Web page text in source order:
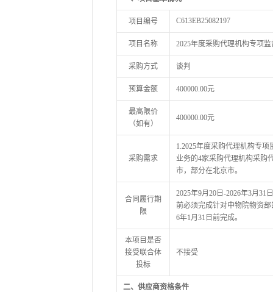
项目编号 C613EB25082197
项目名称 2025年度采购代理机构专项
采购方式 谈判
预算金额 400000.00元
最高限价
（如有）
400000.00元
采购需求
1.2025年度采购代理机构专
业务的4家采购代理机构采购
市，部分在北京市。
合同履行期
限
2025年9月20日-2026年3月31
前必须完成针对中物院物资
6年1月31日前完成。
本项目是否
接受联合体
投标
不接受
二、供应商资格条件